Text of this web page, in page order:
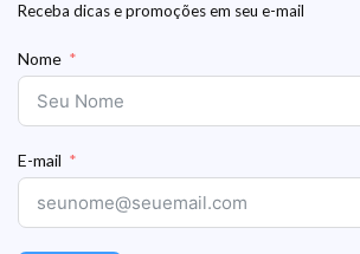
Receba dicas e promoções em seu e-mail
Nome
E-mail